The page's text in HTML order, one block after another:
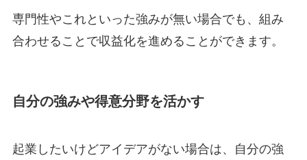
専門性やこれといった強みが無い場合でも、組み
合わせることで収益化を進めることができます。
自分の強みや得意分野を活かす
起業したいけどアイデアがない場合は、自分の強